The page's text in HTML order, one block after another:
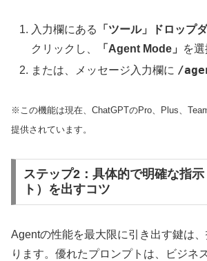
入力欄にある 「ツール」ドロップ
クリックし、
「Agent Mode」
を選
または、メッセージ入力欄に /
※この機能は現在、ChatGPTのPro、Plus、
提供されています。
ステップ2：具体的で明確な指
ト）を出すコツ
Agentの性能を最大限に引き出す鍵は
ります。優れたプロンプトは、ビジネ